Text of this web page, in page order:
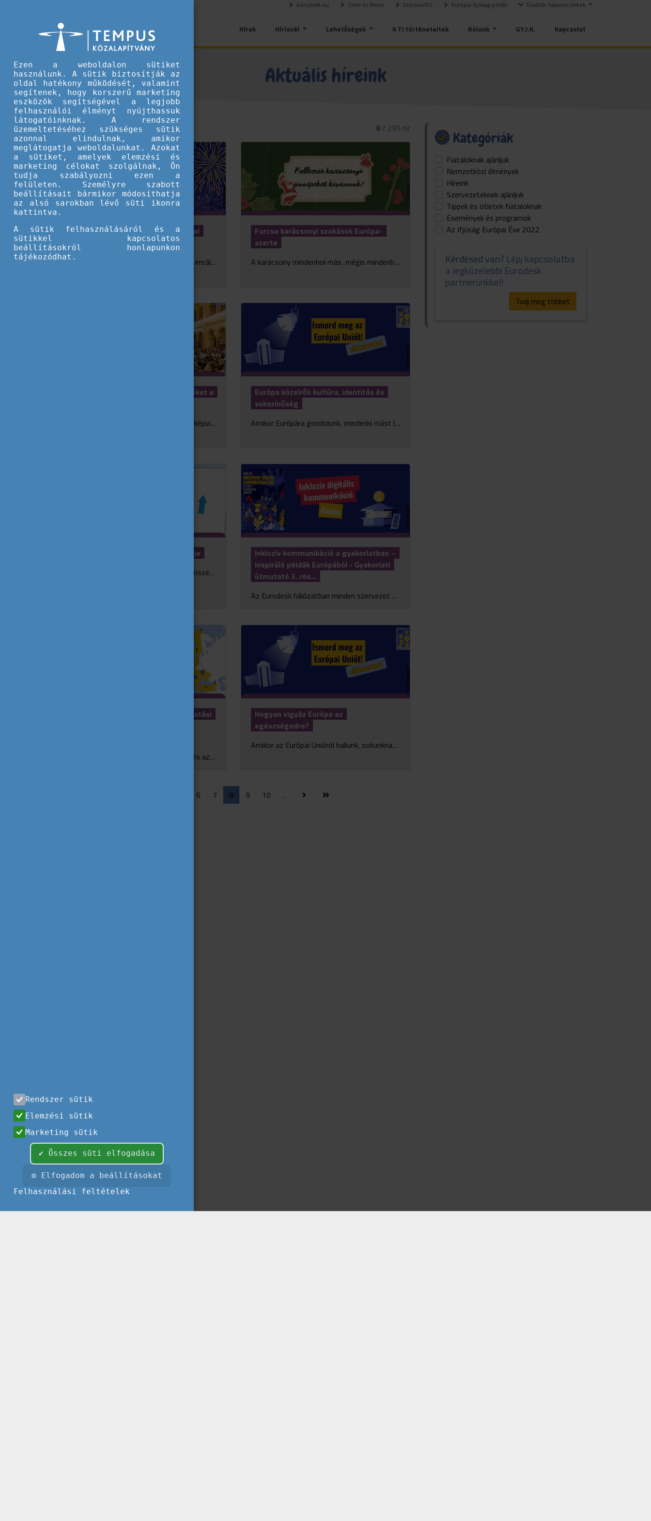
eurodesk.eu Time to Move DiscoverEU Európai Ifjúsági portál További hasznos linkek
Hírek Hírlevél Lehetőségek A Ti történeteitek Rólunk GY.I.K. Kapcsolat
Aktuális híreink
8 / 290 hír
5 gondolat, amit érdemes magaddal
vinned 2026-ra
Az év vége nem arról kell szóljon, hogy irreálisan hosszú listákat írunk, majd január közepén bűntudattal félretesszük őket. Sokkal inkább lehet egy csendes, őszinte megálló arról,...
Furcsa karácsonyi szokások Európa-
szerte
A karácsony mindenhol más, mégis mindenhol az összetartozásról szól. Van, ahol démonok járják az utcákat, máshol boszorkány hozza az ajándékokat, és akad olyan ország is, ahol karács...
A fiatalok kérdezhették a képviselőket a
Több mint 260 diák tette fel kérdéseit képviselőknek a Felsőrendházi ülésteremben a december 12-én megtartott Van beleszólásod! Parlamenti Ifjúsági Nap keretében.
Európa közelről: kultúra, identitás és
sokszínűség
Amikor Európára gondolunk, mindenki mást lát maga előtt. Valakinek a görög mitológia ugrik be, másnak az olasz konyha, a francia filmek vagy a német techno. És mindegyik igaz: Európa kult�...
Az együttműködés törhetetlen ereje
Városfelfedező detektívjátékot és közösségi ásatással is büszkélkedő önkéntes projektet méltányoltak - A Közösség Ereje Nívódíjjal. December 4-én lezajlott a Solidarity:ON - A...
Inkluzív kommunikáció a gyakorlatban –
inspiráló példák Európából - Gyakorlati
útmutató 3. rés...
Az Eurodesk hálózatban minden szervezet azon dolgozik, hogy a fiatalok számára elérhető programok információi mindenkihez eljussanak. Vannak azonban helyzetek, amikor egy-egy csoport elérése...
Napfény, kultúra, tanulás: felsőoktatási
Ha van hely Európában, ahol a tanulás és az életöröm nem egymás ellentétei, hanem ugyanannak a ritmusnak a részei, az a mediterrán térség. Itt a reggeli előadást könnyen egy tengerpart...
Hogyan vigyáz Európa az
egészségedre?
Amikor az Európai Unióról hallunk, sokunknak azonnal a közös pénz, a szabad utazás, vagy az Erasmus jut eszébe. Gondoltad volna, hogy az EU rengeteget tesz azért is, hogy egészségesebben é...
6 7 8 9 10 ...
Kategóriák
Fiataloknak ajánljuk
Nemzetközi élmények
Híreink
Szervezeteknek ajánljuk
Tippek és ötletek fiataloknak
Események és programok
Az Ifjúság Európai Éve 2022
Kérdésed van? Lépj kapcsolatba
a legközelebbi Eurodesk
partnerünkkel!
Tudj meg többet
Ezen a weboldalon sütiket
használunk. A sütik biztosítják az
oldal hatékony működését, valamint
segítenek, hogy korszerű marketing
eszközök segítségével a legjobb
felhasználói élményt nyújthassuk
látogatóinknak. A rendszer
üzemeltetéséhez szükséges sütik
azonnal elindulnak, amikor
meglátogatja weboldalunkat. Azokat
a sütiket, amelyek elemzési és
marketing célokat szolgálnak, Ön
tudja szabályozni ezen a
felületen. Személyre szabott
beállításait bármikor módosíthatja
az alsó sarokban lévő süti ikonra
kattintva.
A sütik felhasználásáról és a
sütikkel kapcsolatos
beállításokról honlapunkon
tájékozódhat.
Rendszer sütik
Elemzési sütik
Marketing sütik
✔ Összes süti elfogadása
⚙ Elfogadom a beállításokat
Felhasználási feltételek